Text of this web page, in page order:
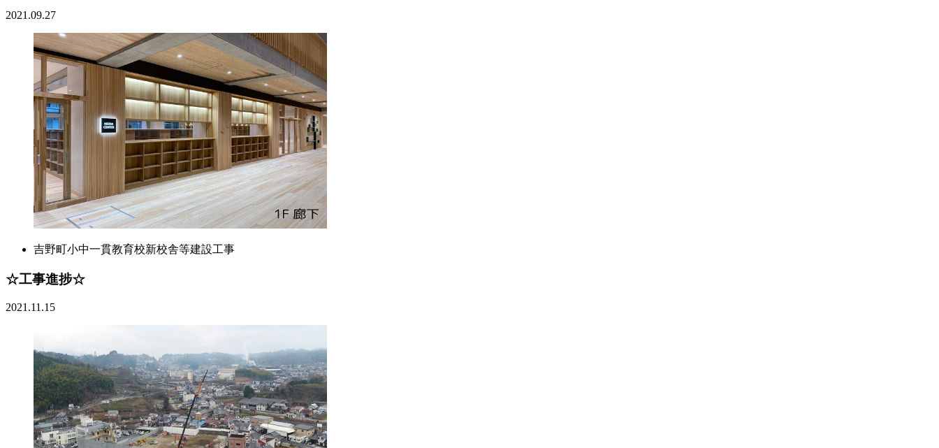
2021.09.27
吉野町小中一貫教育校新校舎等建設工事
☆工事進捗☆
2021.11.15